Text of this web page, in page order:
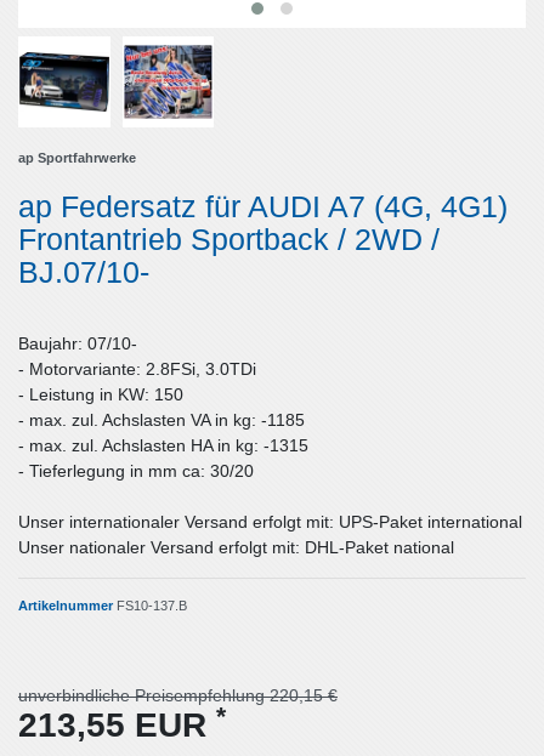
ap Sportfahrwerke
ap Federsatz für AUDI A7 (4G, 4G1)
Frontantrieb Sportback / 2WD /
BJ.07/10-
Baujahr: 07/10-
- Motorvariante: 2.8FSi, 3.0TDi
- Leistung in KW: 150
- max. zul. Achslasten VA in kg: -1185
- max. zul. Achslasten HA in kg: -1315
- Tieferlegung in mm ca: 30/20
Unser internationaler Versand erfolgt mit: UPS-Paket international
Unser nationaler Versand erfolgt mit: DHL-Paket national
Artikelnummer FS10-137.B
unverbindliche Preisempfehlung 220,15 €
213,55 EUR *